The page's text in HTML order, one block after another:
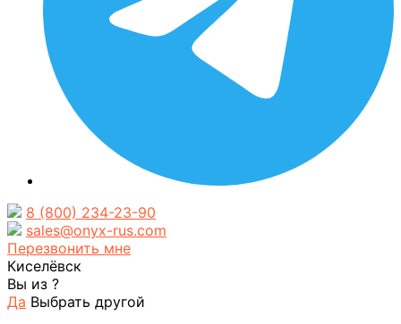
8 (800) 234-23-90
sales@onyx-rus.com
Перезвонить мне
Киселёвск
Вы из ?
Да Выбрать другой